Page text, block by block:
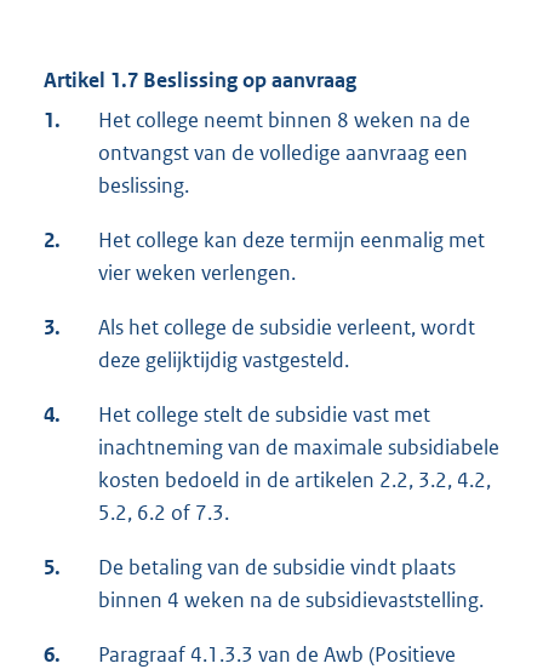
Artikel 1.7 Beslissing op aanvraag
1.
Het college neemt binnen 8 weken na de
ontvangst van de volledige aanvraag een
beslissing.
2.
Het college kan deze termijn eenmalig met
vier weken verlengen.
3.
Als het college de subsidie verleent, wordt
deze gelijktijdig vastgesteld.
4.
Het college stelt de subsidie vast met
inachtneming van de maximale subsidiabele
kosten bedoeld in de artikelen 2.2, 3.2, 4.2,
5.2, 6.2 of 7.3.
5.
De betaling van de subsidie vindt plaats
binnen 4 weken na de subsidievaststelling.
6.
Paragraaf 4.1.3.3 van de Awb (Positieve